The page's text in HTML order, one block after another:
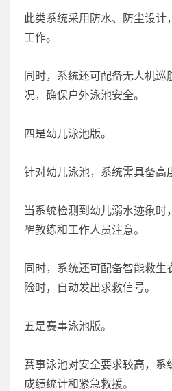
此类系统采用防水、防尘设计
工作。
同时，系统还可配备无人机巡
况，确保户外泳池安全。
四是幼儿泳池版。
针对幼儿泳池，系统需具备高
当系统检测到幼儿溺水迹象时
醒教练和工作人员注意。
同时，系统还可配备智能救生
险时，自动发出求救信号。
五是赛事泳池版。
赛事泳池对安全要求较高，系
成绩统计和紧急救援。